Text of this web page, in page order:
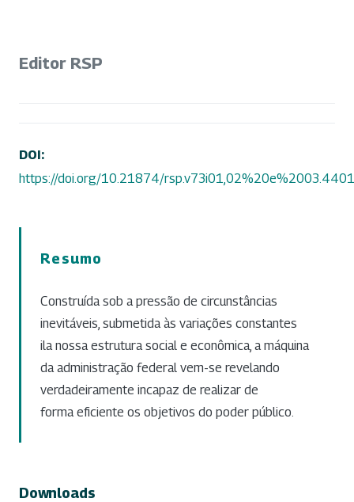
Editor RSP
DOI:
https://doi.org/10.21874/rsp.v73i01,02%20e%2003.4401
Resumo
Construída sob a pressão de circunstâncias
inevitáveis, submetida às variações constantes
ila nossa estrutura social e econômica, a máquina
da administração federal vem-se revelando
verdadeiramente incapaz de realizar de
forma eficiente os objetivos do poder público.
Downloads